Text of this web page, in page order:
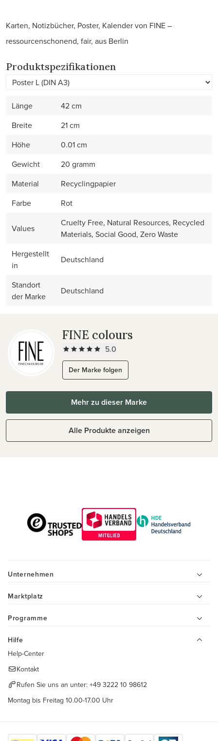
Karten, Notizbücher, Poster, Kalender von FINE –
ressourcenschonend, fair, aus Berlin
Produktspezifikationen
Länge
42 cm
Breite
21 cm
Höhe
0.01 cm
Gewicht
20 gramm
Material
Recyclingpapier
Farbe
Rot
Values
Cruelty Free, Natural Resources, Recycled
Materials, Social Good, Zero Waste
Hergestellt
in
Deutschland
Standort
der Marke
Deutschland
FINE colours
5.0
Der Marke folgen
Mehr zu dieser Marke
Alle Produkte anzeigen
Unternehmen
Marktplatz
Programme
Hilfe
Help-Center
Kontakt
Rufen Sie uns an unter: +49 3222 10 98612
Montag bis Freitag 10.00-17.00 Uhr